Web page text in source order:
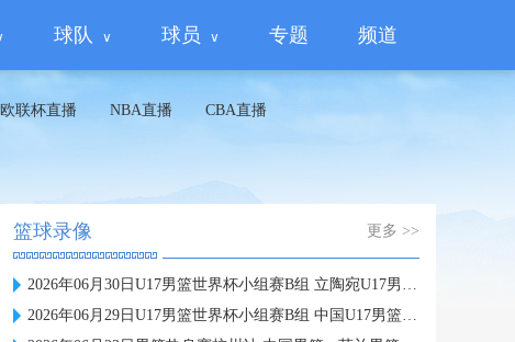
球队 球员 专题 频道
欧联杯直播 NBA直播 CBA直播
篮球录像 更多 >>
2026年06月30日U17男篮世界杯小组赛B组 立陶宛U17男篮 - 中国U17男篮 全场录像
2026年06月29日U17男篮世界杯小组赛B组 中国U17男篮 - 加拿大U17男篮 录像